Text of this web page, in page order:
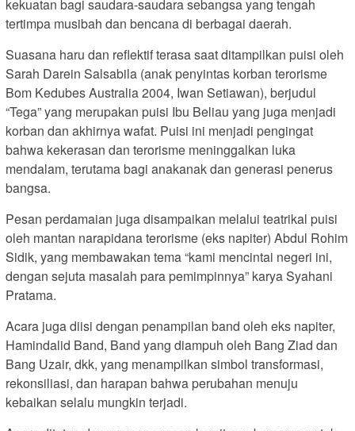
kekuatan bagi saudara-saudara sebangsa yang tengah
tertimpa musibah dan bencana di berbagai daerah.
Suasana haru dan reflektif terasa saat ditampilkan puisi oleh
Sarah Darein Salsabila (anak penyintas korban terorisme
Bom Kedubes Australia 2004, Iwan Setiawan), berjudul
“Tega” yang merupakan puisi Ibu Beliau yang juga menjadi
korban dan akhirnya wafat. Puisi ini menjadi pengingat
bahwa kekerasan dan terorisme meninggalkan luka
mendalam, terutama bagi anakanak dan generasi penerus
bangsa.
Pesan perdamaian juga disampaikan melalui teatrikal puisi
oleh mantan narapidana terorisme (eks napiter) Abdul Rohim
Sidik, yang membawakan tema “kami mencintai negeri ini,
dengan sejuta masalah para pemimpinnya” karya Syahani
Pratama.
Acara juga diisi dengan penampilan band oleh eks napiter,
Hamindalid Band, Band yang diampuh oleh Bang Ziad dan
Bang Uzair, dkk, yang menampilkan simbol transformasi,
rekonsiliasi, dan harapan bahwa perubahan menuju
kebaikan selalu mungkin terjadi.